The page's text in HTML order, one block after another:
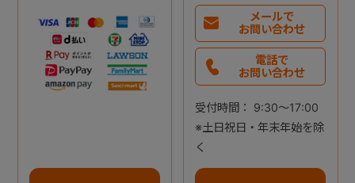
メールで
お問い合わせ
電話で
お問い合わせ
受付時間： 9:30～17:00
※土日祝日・年末年始を除
く